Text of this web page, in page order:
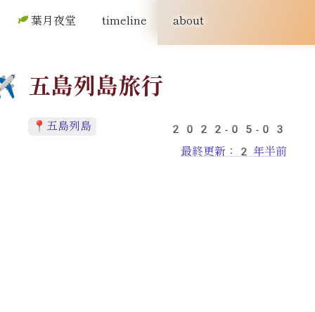
葉月夜堂 timeline about
五島列島旅行
2022-05-03
最終更新：
2 年半前
五島列島